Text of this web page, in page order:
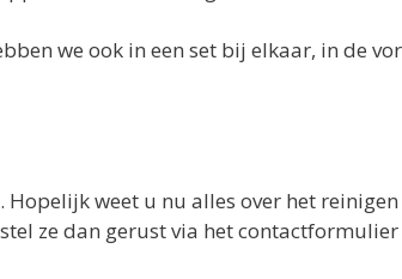
we ook in een set bij elkaar, in de
Hopelijk weet u nu alles over het
ze dan gerust via het